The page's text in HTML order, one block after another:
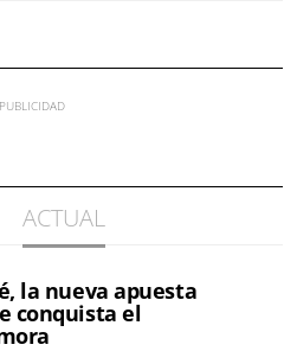
ACTUAL
la nueva apuesta
conquista el